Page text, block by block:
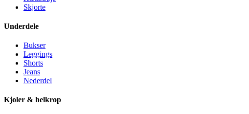
Skjorte
Underdele
Bukser
Leggings
Shorts
Jeans
Nederdel
Kjoler & helkrop